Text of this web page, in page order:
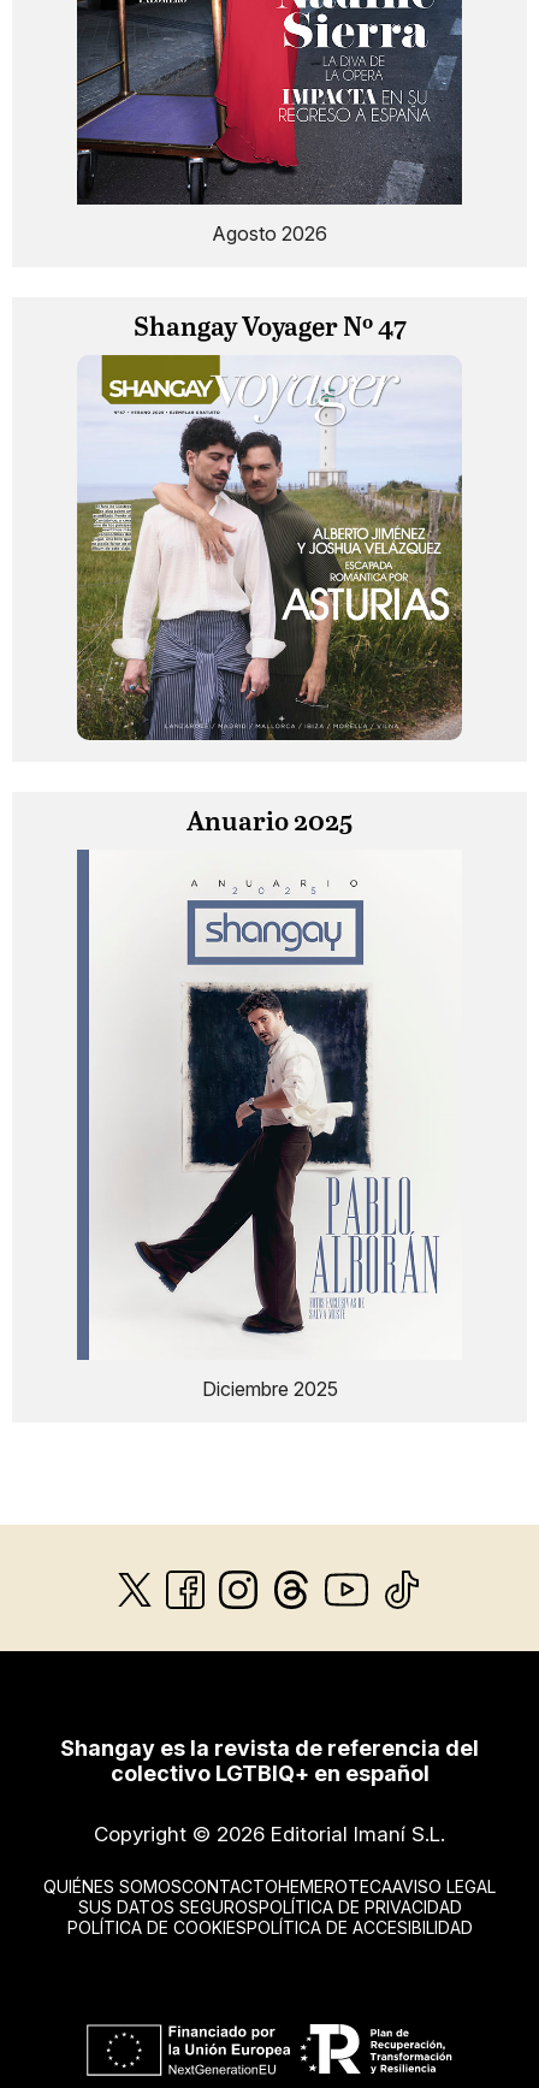
Agosto 2026
Shangay Voyager Nº 47
Anuario 2025
Diciembre 2025
Shangay es la revista de referencia del
colectivo LGTBIQ+ en español
Copyright © 2026 Editorial Imaní S.L.
QUIÉNES SOMOSCONTACTOHEMEROTECAAVISO LEGAL
SUS DATOS SEGUROSPOLÍTICA DE PRIVACIDAD
POLÍTICA DE COOKIESPOLÍTICA DE ACCESIBILIDAD